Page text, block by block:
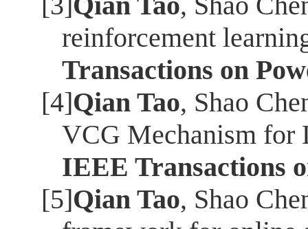
reinforcement
Transactions on
[4]Qian Tao, Shao
VCG Mechanism for
IEEE Transactions
[5]Qian Tao, Shao